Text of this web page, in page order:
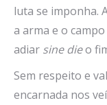
luta se imponha.
a arma e o
adiar sine dieo
Sem respeito e
encarnada nos